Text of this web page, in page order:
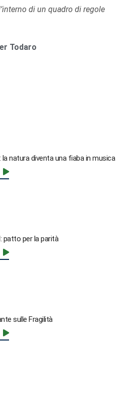
di un quadro di regole
Todaro
natura diventa una fiaba in musica
patto per la parità
sulle Fragilità